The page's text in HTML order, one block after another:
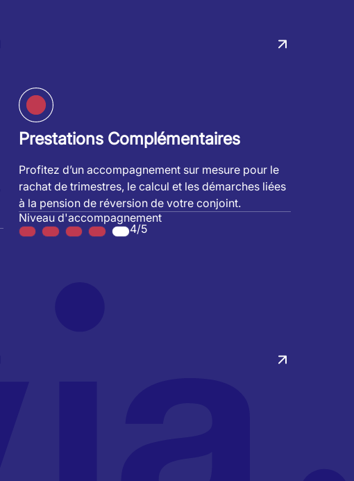
Prestations Complémentaires
Profitez d’un accompagnement sur mesure pour le
rachat de trimestres, le calcul et les démarches liées
à la pension de réversion de votre conjoint.
Niveau d'accompagnement
4/5